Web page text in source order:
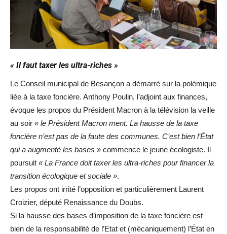
« Il faut taxer les ultra-riches »
Le Conseil municipal de Besançon a démarré sur la polémique
liée à la taxe foncière. Anthony Poulin, l’adjoint aux finances,
évoque les propos du Président Macron à la télévision la veille
au soir « le Président Macron ment. La hausse de la taxe
foncière n’est pas de la faute des communes. C’est bien l’État
qui a augmenté les bases » commence le jeune écologiste. Il
poursuit « La France doit taxer les ultra-riches pour financer la
transition écologique et sociale ».
Les propos ont irrité l’opposition et particulièrement Laurent
Croizier, député Renaissance du Doubs.
Si la hausse des bases d’imposition de la taxe foncière est
bien de la responsabilité de l’Etat et (mécaniquement) l’État en